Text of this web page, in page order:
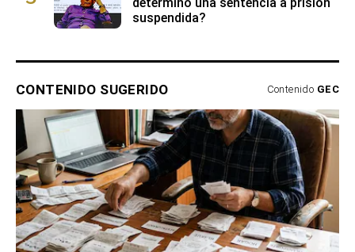
suspendida?
CONTENIDO SUGERIDO Contenido GEC